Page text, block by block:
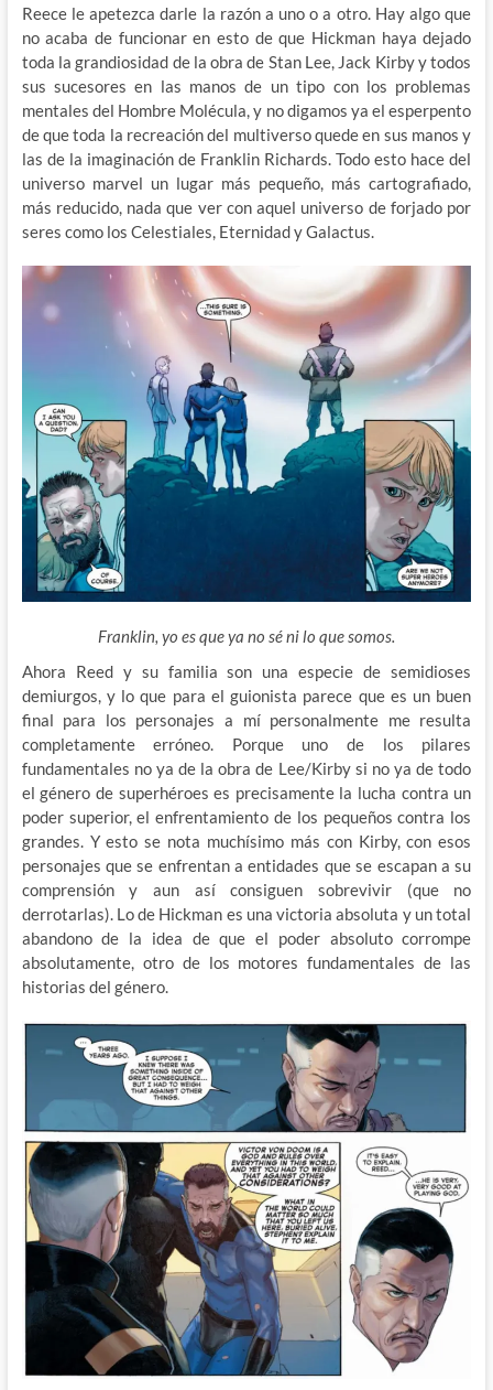
Reece le apetezca darle la razón a uno o a otro. Hay algo que
no acaba de funcionar en esto de que Hickman haya dejado
toda la grandiosidad de la obra de Stan Lee, Jack Kirby y todos
sus sucesores en las manos de un tipo con los problemas
mentales del Hombre Molécula, y no digamos ya el esperpento
de que toda la recreación del multiverso quede en sus manos y
las de la imaginación de Franklin Richards. Todo esto hace del
universo marvel un lugar más pequeño, más cartografiado,
más reducido, nada que ver con aquel universo de forjado por
seres como los Celestiales, Eternidad y Galactus.
Franklin, yo es que ya no sé ni lo que somos.
Ahora Reed y su familia son una especie de semidioses
demiurgos, y lo que para el guionista parece que es un buen
final para los personajes a mí personalmente me resulta
completamente erróneo. Porque uno de los pilares
fundamentales no ya de la obra de Lee/Kirby si no ya de todo
el género de superhéroes es precisamente la lucha contra un
poder superior, el enfrentamiento de los pequeños contra los
grandes. Y esto se nota muchísimo más con Kirby, con esos
personajes que se enfrentan a entidades que se escapan a su
comprensión y aun así consiguen sobrevivir (que no
derrotarlas). Lo de Hickman es una victoria absoluta y un total
abandono de la idea de que el poder absoluto corrompe
absolutamente, otro de los motores fundamentales de las
historias del género.